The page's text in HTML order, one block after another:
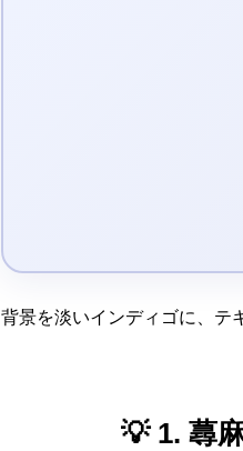
背景を淡いインディゴに、テ
💡 1. 蕁